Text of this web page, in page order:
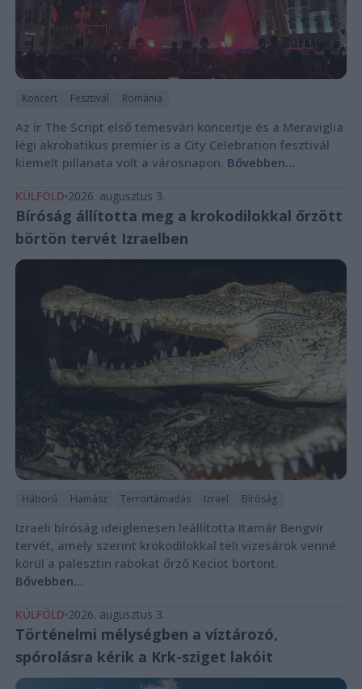
Koncert Fesztivál Románia
Az ír The Script első temesvári koncertje és a Meraviglia
légi akrobatikus premier is a City Celebration fesztivál
kiemelt pillanata volt a városnapon. Bővebben...
KÜLFÖLD 2026. augusztus 3.
Bíróság állította meg a krokodilokkal őrzött
börtön tervét Izraelben
Háború Hamász Terrortámadás Izrael Bíróság
Izraeli bíróság ideiglenesen leállította Itamár Bengvír
tervét, amely szerint krokodilokkal teli vizesárok venné
körül a palesztin rabokat őrző Keciot börtönt.
Bővebben...
KÜLFÖLD 2026. augusztus 3.
Történelmi mélységben a víztározó,
spórolásra kérik a Krk-sziget lakóit